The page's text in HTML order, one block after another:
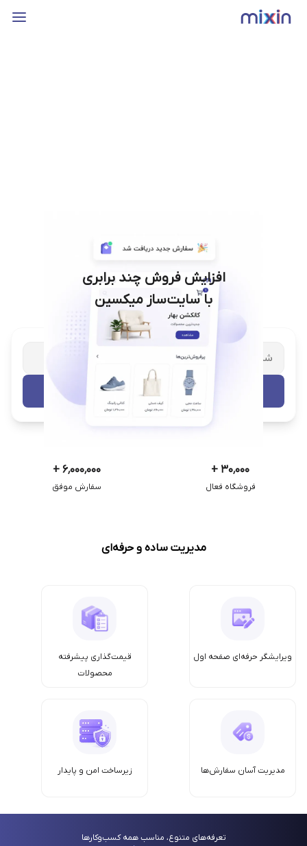
افزایش فروش چند برابری
با سایت‌ساز میکسین
شریک تجاری ترب با پشتیبانی اختصاصی
تست رایگان
۳۰٬۰۰۰ +
فروشگاه فعال
۶٬۰۰۰٬۰۰۰ +
سفارش موفق
مدیریت ساده و حرفه‌ای
ویرایشگر حرفه‌ای صفحه اول
قیمت‌گذاری پیشرفته
محصولات
مدیریت آسان سفارش‌ها زیرساخت امن‌ و پایدار
تعرفه‌های متنوع، مناسب همه کسب‌وکارها